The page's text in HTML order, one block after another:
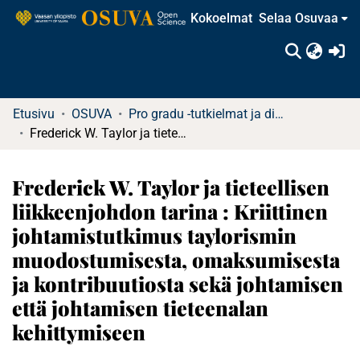
Kokoelmat Selaa Osuvaa
Etusivu OSUVA
Pro gradu -tutkielmat ja diplomityöt
Frederick W. Taylor ja tieteellisen liikkeenjohdon tarina : Kriittinen johtamistutkimus taylorismin muodostumisesta, omaksumisesta ja kontribuutiosta sekä johtamisen että johtamisen tieteenalan kehittymiseen
Frederick W. Taylor ja tieteellisen
liikkeenjohdon tarina : Kriittinen
johtamistutkimus taylorismin
muodostumisesta, omaksumisesta
ja kontribuutiosta sekä johtamisen
että johtamisen tieteenalan
kehittymiseen